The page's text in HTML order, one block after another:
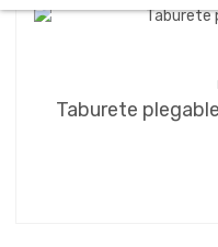
Taburete